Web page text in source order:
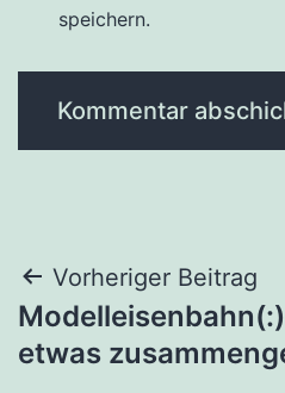
speichern.
Vorheriger Beitrag
etwas